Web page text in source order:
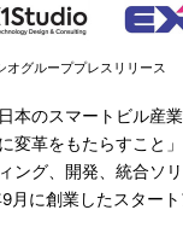
オグループプレスリリース
本のスマートビル産
変革をもたらすこと
ング、開発、統合ソ
月に創業したスタート